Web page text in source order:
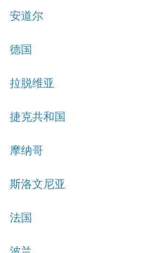
安道尔
德国
拉脱维亚
捷克共和国
摩纳哥
斯洛文尼亚
法国